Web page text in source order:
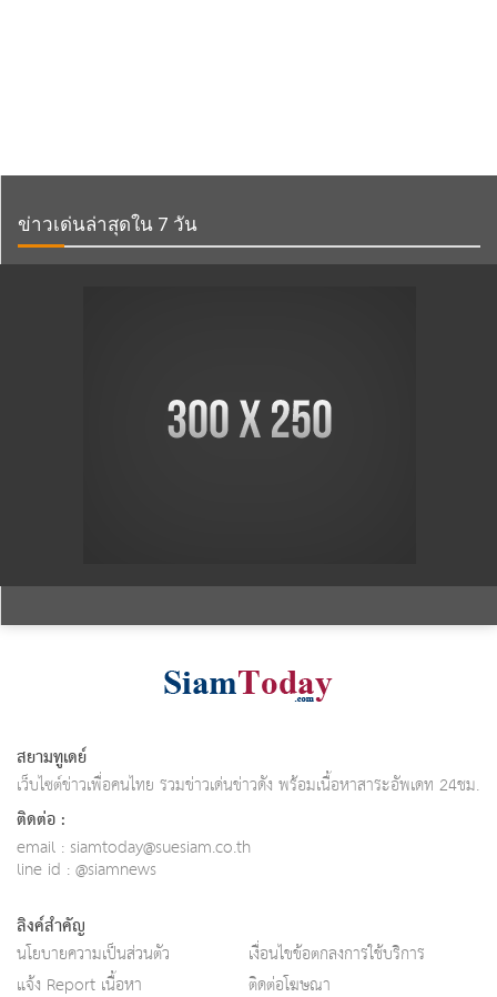
ข่าวเด่นล่าสุดใน 7 วัน
สยามทูเดย์
เว็บไซต์ข่าวเพื่อคนไทย รวมข่าวเด่นข่าวดัง พร้อมเนื้อหาสาระอัพเดท 24ชม.
ติดต่อ :
email : siamtoday@suesiam.co.th
line id : @siamnews
ลิงค์สำคัญ
นโยบายความเป็นส่วนตัว
เงื่อนไขข้อตกลงการใช้บริการ
แจ้ง Report เนื้อหา
ติดต่อโฆษณา